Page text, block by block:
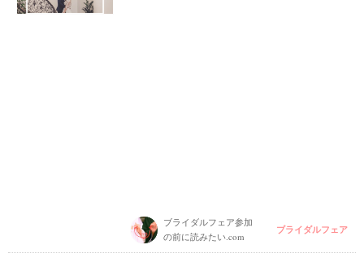
ブライダルフェア参加
の前に読みたい.com
ブライダルフェア